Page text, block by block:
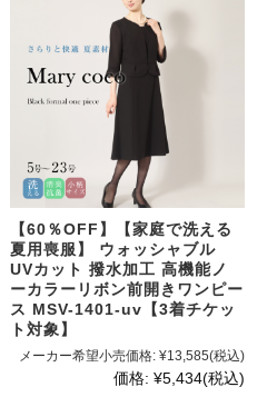
【60％OFF】【家庭で洗える
夏用喪服】 ウォッシャブル
UVカット 撥水加工 高機能ノ
ーカラーリボン前開きワンピー
ス MSV-1401-uv【3着チケッ
ト対象】
メーカー希望小売価格: ¥13,585(税込)
価格: ¥5,434(税込)